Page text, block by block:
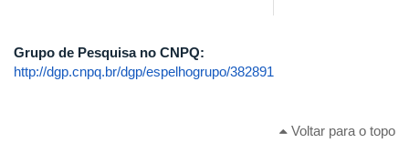
Grupo de Pesquisa no CNPQ:
http://dgp.cnpq.br/dgp/espelhogrupo/382891
Voltar para o topo